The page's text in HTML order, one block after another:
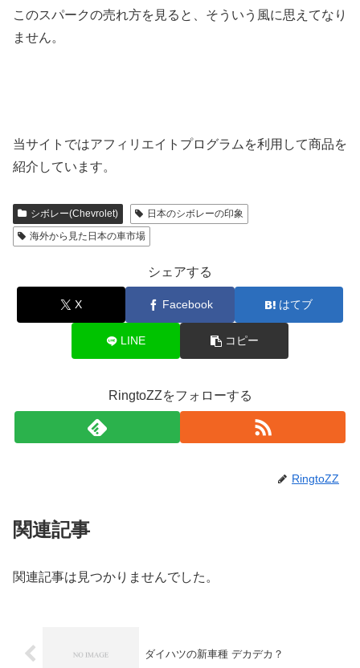
このスパークの売れ方を見ると、そういう風に思えてなり
ません。
当サイトではアフィリエイトプログラムを利用して商品を
紹介しています。
シボレー(Chevrolet)
日本のシボレーの印象
海外から見た日本の車市場
シェアする
X Facebook はてブ
LINE コピー
RingtoZZをフォローする
RingtoZZ
関連記事
関連記事は見つかりませんでした。
ダイハツの新車種 デカデカ？